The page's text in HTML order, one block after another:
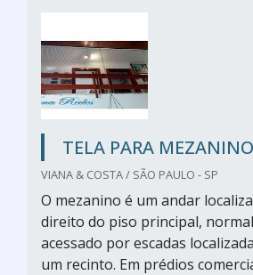
TELA PARA MEZANINO
VIANA & COSTA / SÃO PAULO - SP
O mezanino é um andar
direito do piso principal,
acessado por escadas
um recinto. Em prédios